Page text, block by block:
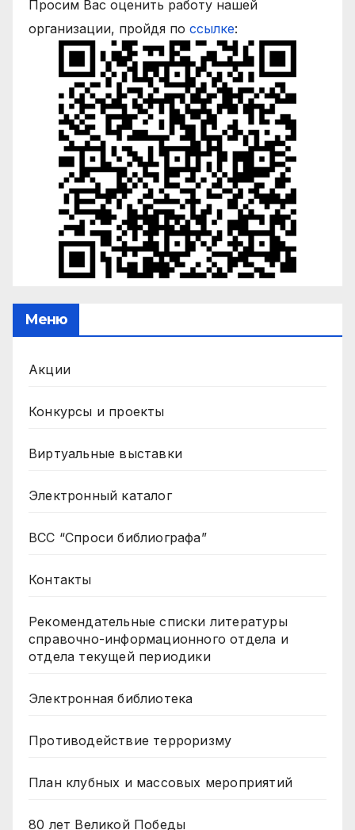
Просим Вас оценить работу нашей
организации, пройдя по ссылке:
Меню
Акции
Конкурсы и проекты
Виртуальные выставки
Электронный каталог
ВСС “Спроси библиографа”
Контакты
Рекомендательные списки литературы
справочно-информационного отдела и
отдела текущей периодики
Электронная библиотека
Противодействие терроризму
План клубных и массовых мероприятий
80 лет Великой Победы